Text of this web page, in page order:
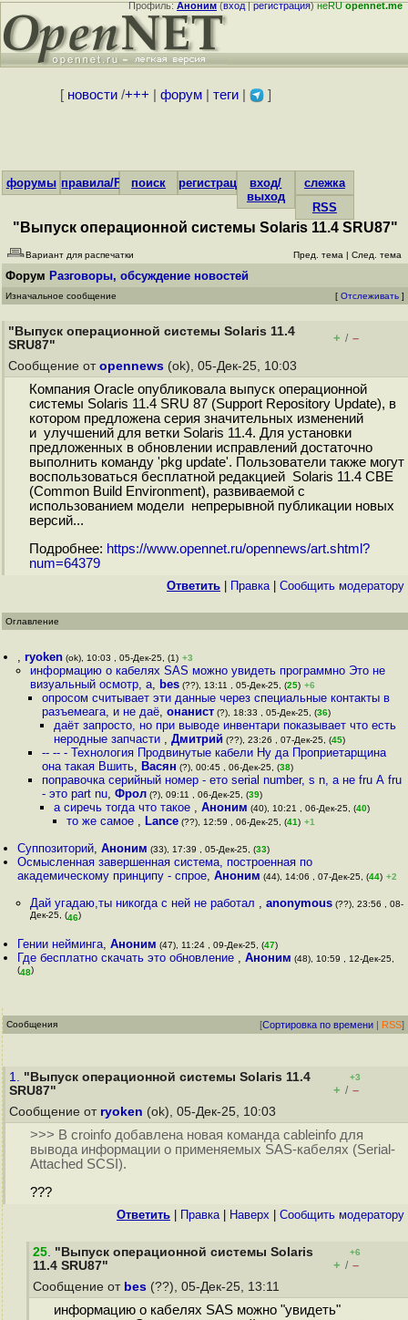
Профиль:Аноним(вход|регистрация)неRUopennet.me
[ новости/+++ форум| теги| ]
форумы правила/FAQпоиск регистрациявход/
выход
слежка
RSS
"Выпуск операционной системы Solaris 11.4 SRU87"
Вариант для распечатки Пред. тема | След. тема
Форум Разговоры, обсуждение новостей
Изначальное сообщение [ Отслеживать ]
"Выпуск операционной системы Solaris 11.4
SRU87"
+ / –
Сообщение от opennews (ok), 05-Дек-25, 10:03
Компания Oracle опубликовала выпуск операционной
системы Solaris 11.4 SRU 87 (Support Repository Update), в
котором предложена серия значительных изменений
и улучшений для ветки Solaris 11.4. Для установки
предложенных в обновлении исправлений достаточно
выполнить команду 'pkg update'. Пользователи также могут
воспользоваться бесплатной редакцией Solaris 11.4 CBE
(Common Build Environment), развиваемой с
использованием модели непрерывной публикации новых
версий...
Подробнее: https://www.opennet.ru/opennews/art.shtml?
num=64379
Ответить Правка| Cообщить модератору
Оглавление
,ryoken (ok), 10:03 , 05-Дек-25, (1) +3
информацию о кабелях SAS можно увидеть программно Это не
визуальный осмотр, а, bes(??), 13:11 , 05-Дек-25, (25) +6
опросом считывает эти данные через специальные контакты в
разъемеага, и не даё, онанист(?), 18:33 , 05-Дек-25, (36)
даёт запросто, но при выводе инвентари показывает что есть
неродные запчасти ,Дмитрий (??), 23:26 , 07-Дек-25, (45)
-- -- - Технология Продвинутые кабели Ну да Проприетарщина
она такая Вшить, Васян (?), 00:45 , 06-Дек-25, (38)
поправочка серийный номер - ето serial number, s n, а не fru А fru
- это part nu, Фрол(?), 09:11 , 06-Дек-25, (39)
а сиречь тогда что такое ,Аноним (40), 10:21 , 06-Дек-25, (40)
то же самое , Lance(??), 12:59 , 06-Дек-25, (41) +1
Суппозиторий,Аноним (33), 17:39 , 05-Дек-25, (33)
Осмысленная завершенная система, построенная по
академическому принципу - спрое,Аноним (44), 14:06 , 07-Дек-25, (44) +2
Дай угадаю,ты никогда с ней не работал , anonymous(??), 23:56 , 08-
Дек-25, (46)
Гении нейминга,Аноним (47), 11:24 , 09-Дек-25, (47)
Где бесплатно скачать это обновление ,Аноним (48), 10:59 , 12-Дек-25,
(48)
Сообщения [Сортировка по времени | RSS]
1. "Выпуск операционной системы Solaris 11.4
SRU87"
+3
+ / –
Сообщение от ryoken (ok), 05-Дек-25, 10:03
>>> В croinfo добавлена новая команда cableinfo для
вывода информации о применяемых SAS-кабелях (Serial-
Attached SCSI).
???
Ответить Правка| Наверх Cообщить модератору
25. "Выпуск операционной системы Solaris
11.4 SRU87"
+6
+ / –
Сообщение от bes (??), 05-Дек-25, 13:11
информацию о кабелях SAS можно "увидеть"